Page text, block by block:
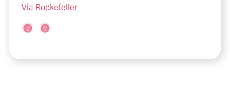
Via Rockefeller